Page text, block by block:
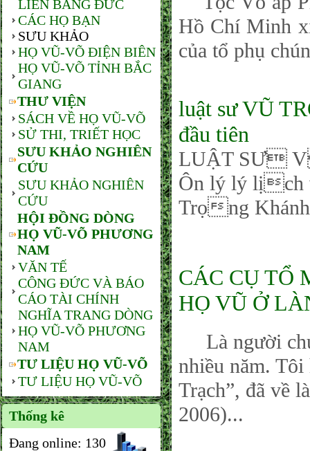
LIÊN BANG ĐỨC
CÁC HỌ BẠN
SƯU KHẢO
HỌ VŨ-VÕ ĐIỆN BIÊN
HỌ VŨ-VÕ TỈNH BẮC
GIANG
THƯ VIỆN
SÁCH VỀ HỌ VŨ-VÕ
SỬ THI, TRIẾT HỌC
SƯU KHẢO NGHIÊN
CỨU
SƯU KHẢO NGHIÊN
CỨU
HỘI ĐỒNG DÒNG
HỌ VŨ-VÕ PHƯƠNG
NAM
VĂN TẾ
CÔNG ĐỨC VÀ BÁO
CÁO TÀI CHÍNH
NGHĨA TRANG DÒNG
HỌ VŨ-VÕ PHƯƠNG
NAM
TƯ LIỆU HỌ VŨ-VÕ
TƯ LIỆU HỌ VŨ-VÕ
Thống kê
Đang online: 130
Hồ Chí Minh
của tổ phụ
luật sư VŨ
đầu tiên
LUẬT SƯ
Ôn lý lý lịch
Trọng
CÁC CỤ TỔ
HỌ VŨ Ở
Là người
nhiều năm.
Trạch”, đã về
2006)...